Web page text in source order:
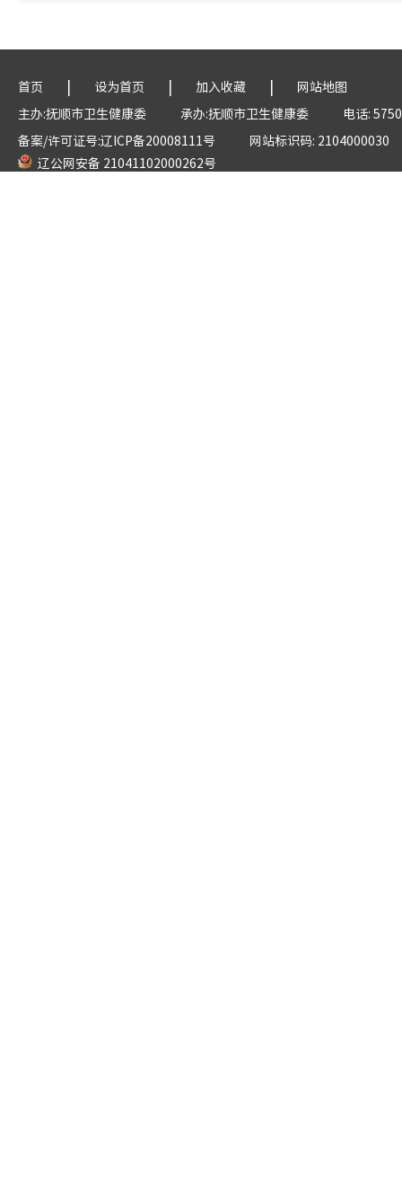
首页 | 设为首页 | 加入收藏 |
网站地图
主办:抚顺市卫生健康委
承办:抚顺市卫生健康委
电话:
备案/许可证号:辽ICP备20008111号
网站标识码: 2104000030
辽公网安备 21041102000262号